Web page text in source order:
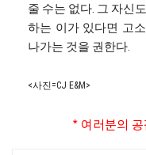
줄 수는 없다. 그 자신
하는 이가 있다면 고
나가는 것을 권한다.
<사진=CJ E&M>
* 여러분의